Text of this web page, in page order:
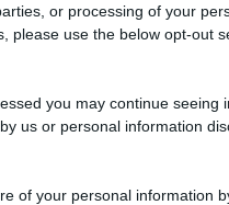
or processing of your
please use the below opt-out
you may continue seeing
us or personal information
of your personal information
del Collegio
sempre
della scrittura
e che lo